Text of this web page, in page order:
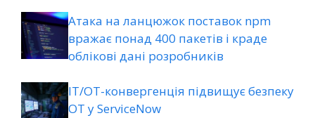
Атака на ланцюжок поставок npm
вражає понад 400 пакетів і краде
облікові дані розробників
ІТ/ОТ-конвергенція підвищує безпеку
ОТ у ServiceNow